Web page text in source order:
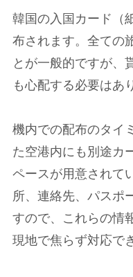
韓国の入国カード（
布されます。全ての
とが一般的ですが、
も心配する必要はあ
機内での配布のタイ
た空港内にも別途カ
ペースが用意されて
所、連絡先、パスポ
すので、これらの情
現地で焦らず対応で